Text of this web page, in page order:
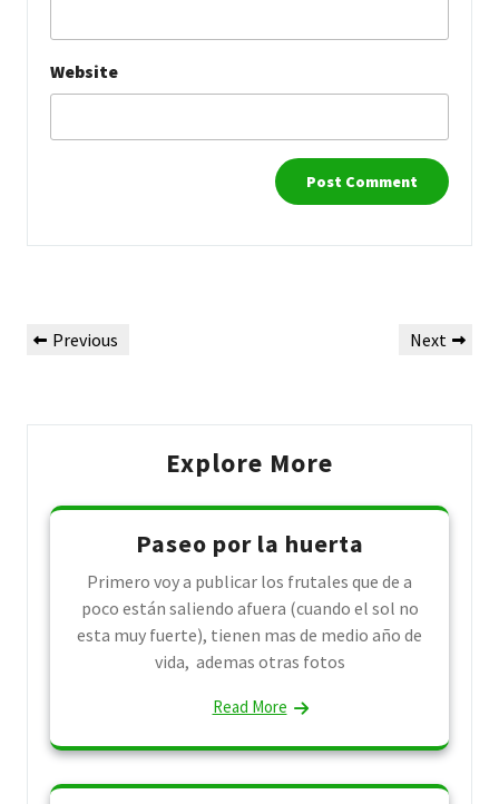
Website
navigation
Previous
Previous
Next
Next
Explore More
Paseo por la huerta
Primero voy a publicar los frutales que de a
poco están saliendo afuera (cuando el sol no
esta muy fuerte), tienen mas de medio año de
vida, ademas otras fotos
Read More